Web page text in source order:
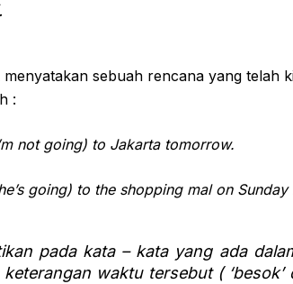
sebuah rencana yang telah
:
not going) to Jakarta tomorrow.
going) to the shopping mal on
pada kata – kata yang ada
keterangan waktu tersebut ( ‘besok’